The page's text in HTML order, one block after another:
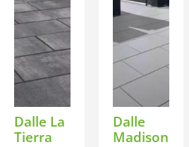
Dalle La
Tierra
Dalle
Madison